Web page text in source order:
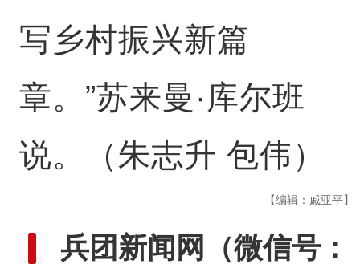
写乡村振兴新篇
章。”苏来曼·库尔班
说。（朱志升 包伟）
【编辑：戚亚平】
兵团新闻网 （微信号：